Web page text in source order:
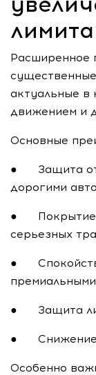
Расширенное
актуальные в
движением и
Основные
● Защита от
дорогими
● Покрытие
серьезных
●
● Защита
● Снижение
Особенно